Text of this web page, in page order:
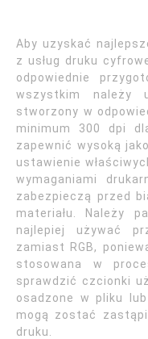
Aby uzyskać
z usług druku
odpowiednie
wszystkim należy
stworzony w
minimum 300 dpi
zapewnić wysoką
ustawienie
wymaganiami
zabezpieczą przed
materiału. Należy
najlepiej używać
zamiast RGB,
stosowana w
sprawdzić czcionki
osadzone w pliku
mogą zostać
druku.